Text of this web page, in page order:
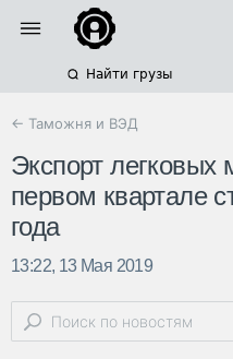
Найти грузы
← Таможня и ВЭД
Экспорт
первом квартале
года
13:22, 13 Мая 2019